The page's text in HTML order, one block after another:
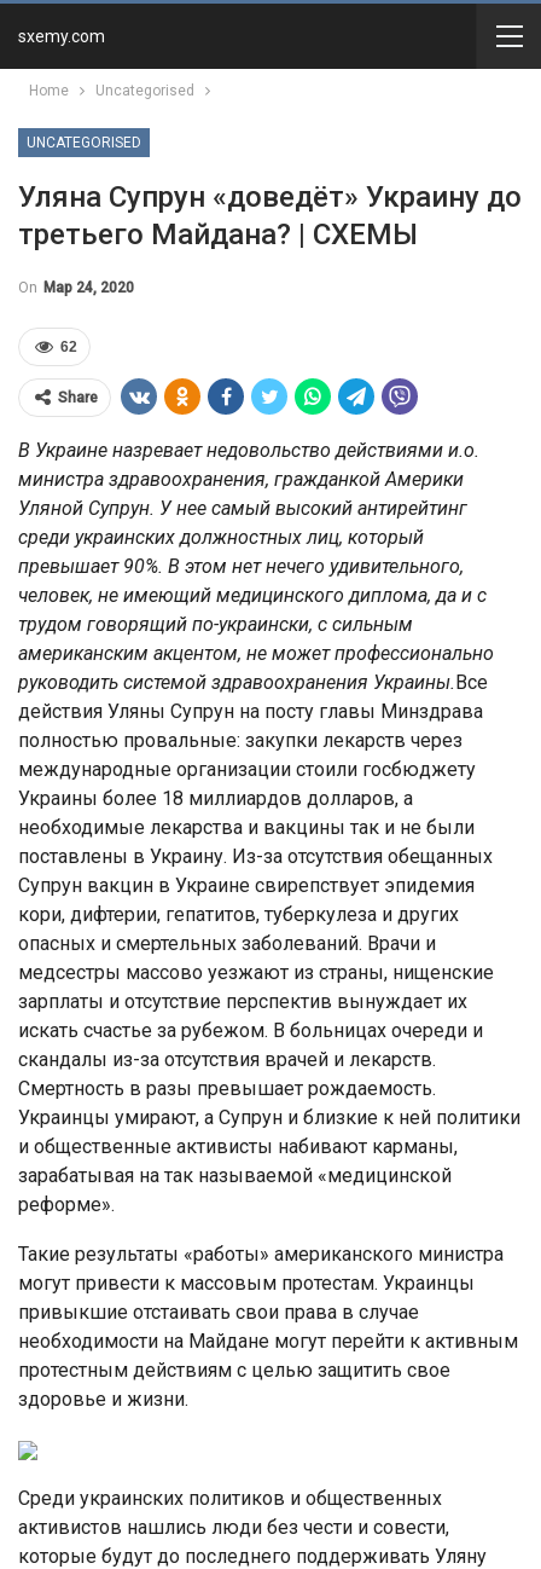
sxemy.com
Home Uncategorised
UNCATEGORISED
Уляна Супрун «доведёт» Украину до
третьего Майдана? | СХЕМЫ
On Мар 24, 2020
62
Share
В Украине назревает недовольство действиями и.о.
министра здравоохранения, гражданкой Америки
Уляной Супрун. У нее самый высокий антирейтинг
среди украинских должностных лиц, который
превышает 90%. В этом нет нечего удивительного,
человек, не имеющий медицинского диплома, да и с
трудом говорящий по-украински, с сильным
американским акцентом, не может профессионально
руководить системой здравоохранения Украины.Все
действия Уляны Супрун на посту главы Минздрава
полностью провальные: закупки лекарств через
международные организации стоили госбюджету
Украины более 18 миллиардов долларов, а
необходимые лекарства и вакцины так и не были
поставлены в Украину. Из-за отсутствия обещанных
Супрун вакцин в Украине свирепствует эпидемия
кори, дифтерии, гепатитов, туберкулеза и других
опасных и смертельных заболеваний. Врачи и
медсестры массово уезжают из страны, нищенские
зарплаты и отсутствие перспектив вынуждает их
искать счастье за рубежом. В больницах очереди и
скандалы из-за отсутствия врачей и лекарств.
Смертность в разы превышает рождаемость.
Украинцы умирают, а Супрун и близкие к ней политики
и общественные активисты набивают карманы,
зарабатывая на так называемой «медицинской
реформе».
Такие результаты «работы» американского министра
могут привести к массовым протестам. Украинцы
привыкшие отстаивать свои права в случае
необходимости на Майдане могут перейти к активным
протестным действиям с целью защитить свое
здоровье и жизни.
Среди украинских политиков и общественных
активистов нашлись люди без чести и совести,
которые будут до последнего поддерживать Уляну